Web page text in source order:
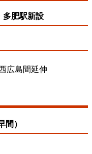
多肥駅新設
広島間延伸
間）